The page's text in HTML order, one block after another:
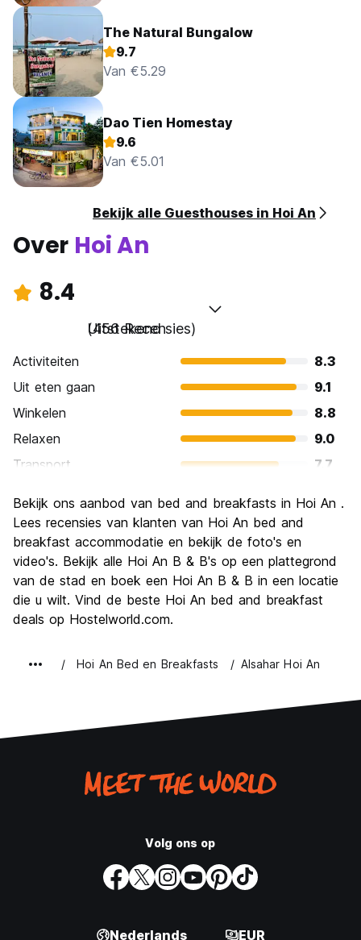
The Natural Bungalow
9.7
Van €5.29
Dao Tien Homestay
9.6
Van €5.01
Bekijk alle Guesthouses in Hoi An
Over Hoi An
8.4
Uitstekend
(456 Recensies)
Activiteiten
8.3
Uit eten gaan
9.1
Winkelen
8.8
Relaxen
9.0
Transport
7.7
Cultuur
Uitgaan
Waarde voor uw geld
8.4
Bekijk ons ​​aanbod van bed and breakfasts in Hoi An .
Lees recensies van klanten van Hoi An bed and
breakfast accommodatie en bekijk de foto's en
video's. Bekijk alle Hoi An B & B's op een plattegrond
van de stad en boek een Hoi An B & B in een locatie
die u wilt. Vind de beste Hoi An bed and breakfast
deals op Hostelworld.com.
Hoi An Bed en Breakfasts Alsahar Hoi An
Volg ons op
Nederlands EUR